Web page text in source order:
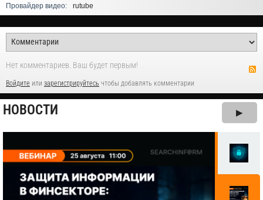
Провайдер видео:
rutube
Нет комментариев. Ваш будет первым!
Войдите или зарегистрируйтесь чтобы добавлять комментарии
НОВОСТИ ▶